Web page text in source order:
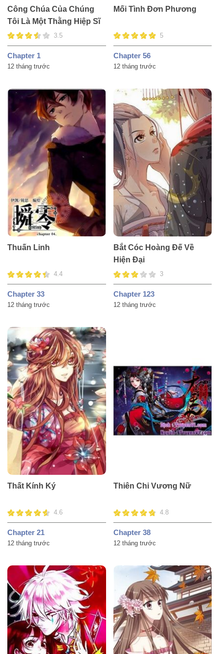
Công Chúa Của Chúng
Tôi Là Một Thằng Hiệp Sĩ
3.5
Chapter 1
12 tháng trước
Mối Tình Đơn Phương
5
Chapter 56
12 tháng trước
Thuấn Linh
4.4
Chapter 33
12 tháng trước
Bắt Cóc Hoàng Đế Về
Hiện Đại
3
Chapter 123
12 tháng trước
Thất Kính Ký
4.6
Chapter 21
12 tháng trước
Thiên Chi Vương Nữ
4.8
Chapter 38
12 tháng trước